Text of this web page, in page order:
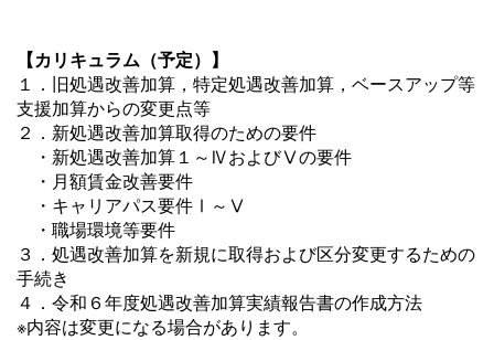
【カリキュラム（予定）】
１．旧処遇改善加算，特定処遇改善加算，ベースアップ等
支援加算からの変更点等
２．新処遇改善加算取得のための要件
・新処遇改善加算１～ⅣおよびⅤの要件
・月額賃金改善要件
・キャリアパス要件Ⅰ～Ⅴ
・職場環境等要件
３．処遇改善加算を新規に取得および区分変更するための
手続き
４．令和６年度処遇改善加算実績報告書の作成方法
※内容は変更になる場合があります。